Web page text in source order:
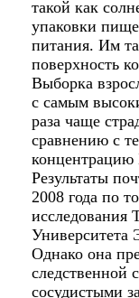
такой как
упаковки
питания. Им
поверхность
Выборка
с самым
раза чаще
сравнению с
Результаты
2008 года по
исследования
Университета
Однако она
следственной
сосудистыми